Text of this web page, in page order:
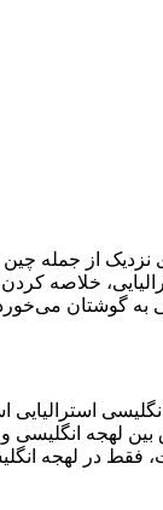
نزدیک از جمله
خلاصه
به گوشتان
لهجه انگلیسی